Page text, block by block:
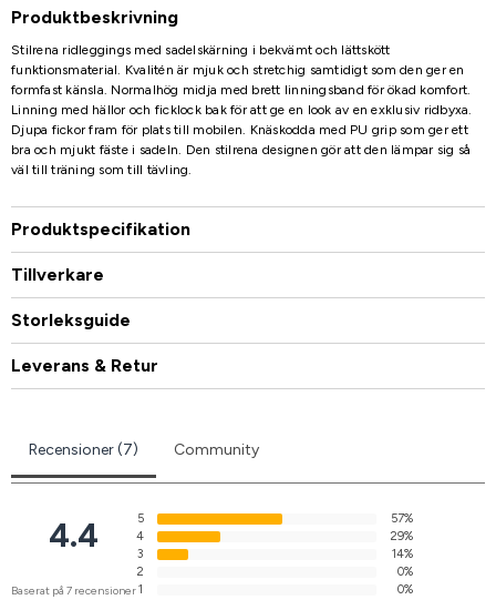
Produktbeskrivning
Stilrena ridleggings med sadelskärning i bekvämt och lättskött
funktionsmaterial. Kvalitén är mjuk och stretchig samtidigt som den ger en
formfast känsla. Normalhög midja med brett linningsband för ökad komfort.
Linning med hällor och ficklock bak för att ge en look av en exklusiv ridbyxa.
Djupa fickor fram för plats till mobilen. Knäskodda med PU grip som ger ett
bra och mjukt fäste i sadeln. Den stilrena designen gör att den lämpar sig så
väl till träning som till tävling.
Produktspecifikation
Tillverkare
Storleksguide
Leverans & Retur
Recensioner (7) Community
4.4
Baserat på 7 recensioner
5
57%
4
29%
3
14%
2
0%
1
0%